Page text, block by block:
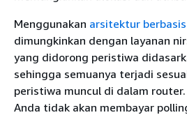
Menggunakan arsitektur
dimungkinkan dengan layanan
yang didorong peristiwa
sehingga semuanya terjadi
peristiwa muncul di dalam
Anda tidak akan membayar